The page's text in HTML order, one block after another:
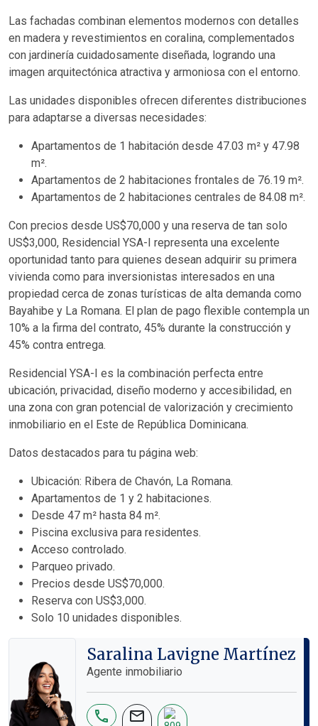
Las fachadas combinan elementos modernos con detalles
en madera y revestimientos en coralina, complementados
con jardinería cuidadosamente diseñada, logrando una
imagen arquitectónica atractiva y armoniosa con el entorno.
Las unidades disponibles ofrecen diferentes distribuciones
para adaptarse a diversas necesidades:
Apartamentos de 1 habitación desde 47.03 m² y 47.98
m².
Apartamentos de 2 habitaciones frontales de 76.19 m².
Apartamentos de 2 habitaciones centrales de 84.08 m².
Con precios desde US$70,000 y una reserva de tan solo
US$3,000, Residencial YSA-I representa una excelente
oportunidad tanto para quienes desean adquirir su primera
vivienda como para inversionistas interesados en una
propiedad cerca de zonas turísticas de alta demanda como
Bayahibe y La Romana. El plan de pago flexible contempla un
10% a la firma del contrato, 45% durante la construcción y
45% contra entrega.
Residencial YSA-I es la combinación perfecta entre
ubicación, privacidad, diseño moderno y accesibilidad, en
una zona con gran potencial de valorización y crecimiento
inmobiliario en el Este de República Dominicana.
Datos destacados para tu página web:
Ubicación: Ribera de Chavón, La Romana.
Apartamentos de 1 y 2 habitaciones.
Desde 47 m² hasta 84 m².
Piscina exclusiva para residentes.
Acceso controlado.
Parqueo privado.
Precios desde US$70,000.
Reserva con US$3,000.
Solo 10 unidades disponibles.
Saralina Lavigne Martínez
Agente inmobiliario
phone mail